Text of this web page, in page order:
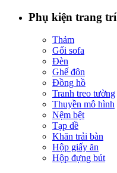
Phụ kiện trang trí
Thảm
Gối sofa
Đèn
Ghế đôn
Đồng hồ
Tranh treo tường
Thuyền mô hình
Nệm bệt
Tạp dề
Khăn trải bàn
Hộp giấy ăn
Hộp đựng bút